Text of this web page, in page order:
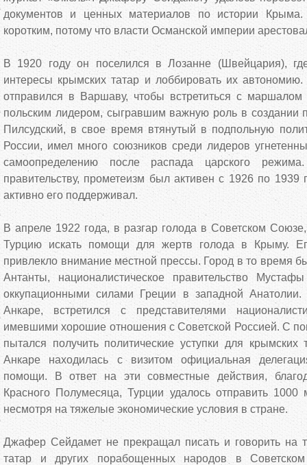
документов и ценных материалов по истории
коротким, потому что власти Османской империи
В 1920 году он поселился в Лозанне (Швейцария),
интересы крымских татар и лоббировать их
отправился в Варшаву, чтобы встретиться с
польским лидером, сыгравшим важную роль в создании
Пилсудский, в свое время втянутый в подпольную
России, имел много союзников среди лидеров
самоопределению после распада царского
правительству, прометеизм был активен с 1926 по
активно его поддерживал.
В апреле 1922 года, в разгар голода в Советском
Турцию искать помощи для жертв голода в Крыму.
привлекло внимание местной прессы. Город в то время
Антанты, националистическое правительство
оккупационными силами Греции в западной
Анкаре, встретился с представителями
имевшими хорошие отношения с Советской Россией. С
пытался получить политические уступки для
Анкаре находилась с визитом официальная
помощи. В ответ на эти совместные действия,
Красного Полумесяца, Турции удалось отправить
несмотря на тяжелые экономические условия в стране.
Джафер Сейдамет не прекращал писать и говорить на
татар и других порабощенных народов в